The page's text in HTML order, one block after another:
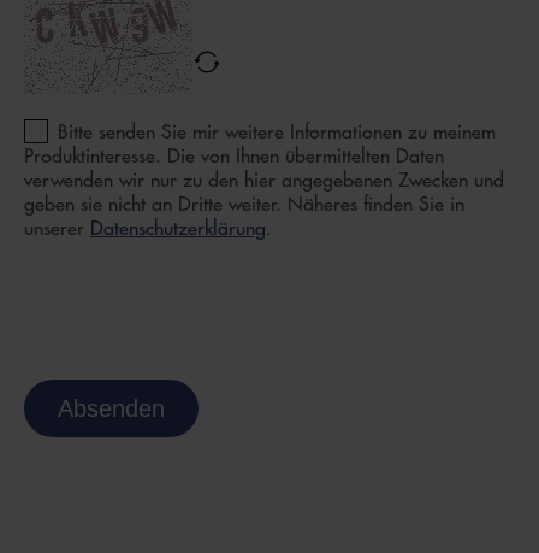
Bitte senden Sie mir weitere Informationen zu meinem
Produktinteresse. Die von Ihnen übermittelten Daten
verwenden wir nur zu den hier angegebenen Zwecken und
geben sie nicht an Dritte weiter. Näheres finden Sie in
unserer Datenschutzerklärung.
Absenden